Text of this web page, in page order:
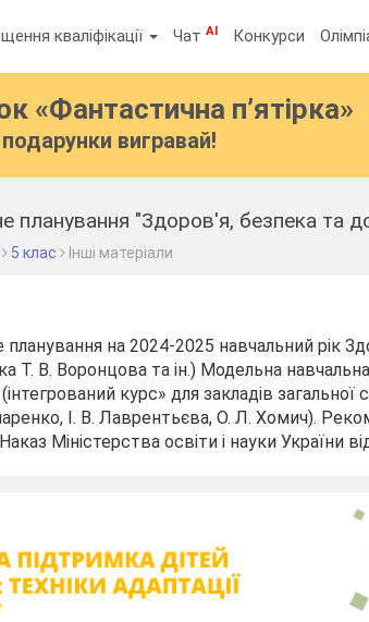
кваліфікації ЧатAI Конкурси
«Фантастична п’ятірка»
вигравай!
планування "Здоров'я, безпека та
5 клас Інші матеріали
на 2024-2025 навчальний рік
Т. В. Воронцова та ін.) Модельна
курс» для закладів загальної
І. В. Лаврентьєва, О. Л. Хомич).
Міністерства освіти і науки України